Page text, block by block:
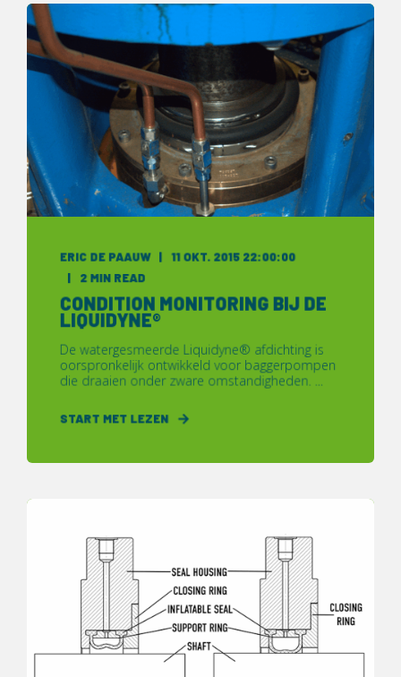
ERIC DE PAAUW
11 OKT. 2015 22:00:00
2 MIN READ
CONDITION MONITORING BIJ DE
LIQUIDYNE®
De watergesmeerde Liquidyne® afdichting is
oorspronkelijk ontwikkeld voor baggerpompen
die draaien onder zware omstandigheden. ...
START MET LEZEN